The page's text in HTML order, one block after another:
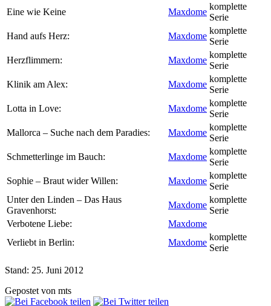
Eine wie Keine
Maxdome
komplette
Serie
Hand aufs Herz:
Maxdome
komplette
Serie
Herzflimmern:
Maxdome
komplette
Serie
Klinik am Alex:
Maxdome
komplette
Serie
Lotta in Love:
Maxdome
komplette
Serie
Mallorca – Suche nach dem Paradies:
Maxdome
komplette
Serie
Schmetterlinge im Bauch:
Maxdome
komplette
Serie
Sophie – Braut wider Willen:
Maxdome
komplette
Serie
Unter den Linden – Das Haus
Gravenhorst:
Maxdome
komplette
Serie
Verbotene Liebe:
Maxdome
Verliebt in Berlin:
Maxdome
komplette
Serie
Stand: 25. Juni 2012
Gepostet von mts